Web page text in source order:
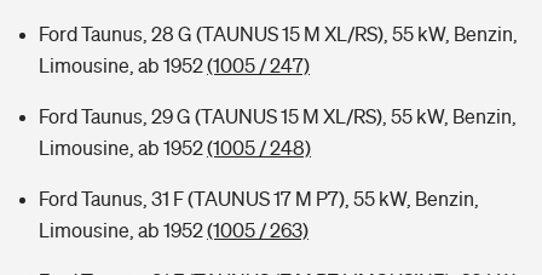
Ford Taunus, 28 G (TAUNUS 15 M XL/RS), 55 kW, Benzin,
Limousine, ab 1952(1005 / 247)
Ford Taunus, 29 G (TAUNUS 15 M XL/RS), 55 kW, Benzin,
Limousine, ab 1952(1005 / 248)
Ford Taunus, 31 F (TAUNUS 17 M P7), 55 kW, Benzin,
Limousine, ab 1952(1005 / 263)